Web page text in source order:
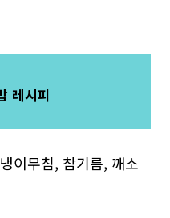
레시피
이무침, 참기름, 깨소